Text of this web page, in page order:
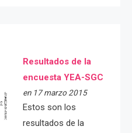
Resultados de la
encuesta YEA-SGC
en 17 marzo 2015
Estos son los
resultados de la